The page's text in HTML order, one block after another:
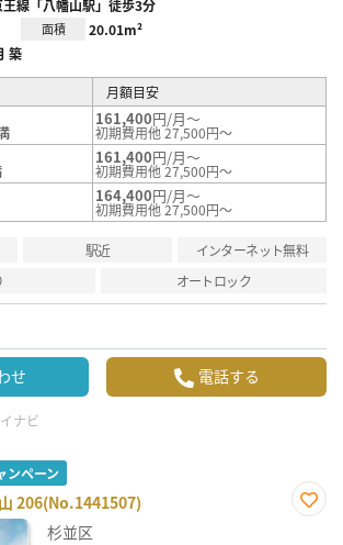
線「八幡山駅」徒歩3分
面積 20.01m²
築
月額目安
161,400円/月～
初期費用他 27,500円～
161,400円/月～
初期費用他 27,500円～
164,400円/月～
初期費用他 27,500円～
駅近
インターネット無料
オートロック
せ 電話する
ナビ
ンペーン
206(No.1441507)
杉並区